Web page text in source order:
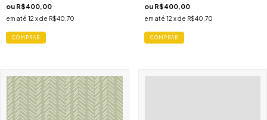
ou R$400,00
em até 12 x de R$40,70
ou R$400,00
em até 12 x de R$40,70